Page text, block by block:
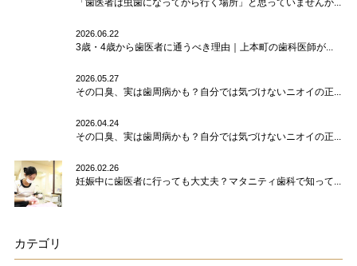
「歯医者は虫歯になってから行く場所」と思っていませんか...
2026.06.22
3歳・4歳から歯医者に通うべき理由｜上本町の歯科医師が...
2026.05.27
その口臭、実は歯周病かも？自分では気づけないニオイの正...
2026.04.24
その口臭、実は歯周病かも？自分では気づけないニオイの正...
2026.02.26
妊娠中に歯医者に行っても大丈夫？マタニティ歯科で知って...
カテゴリ